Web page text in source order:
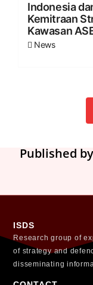
Indonesia
Kemitraan
Kawasan
News
Published
ISDS
Research group of
of strategy and
disseminating